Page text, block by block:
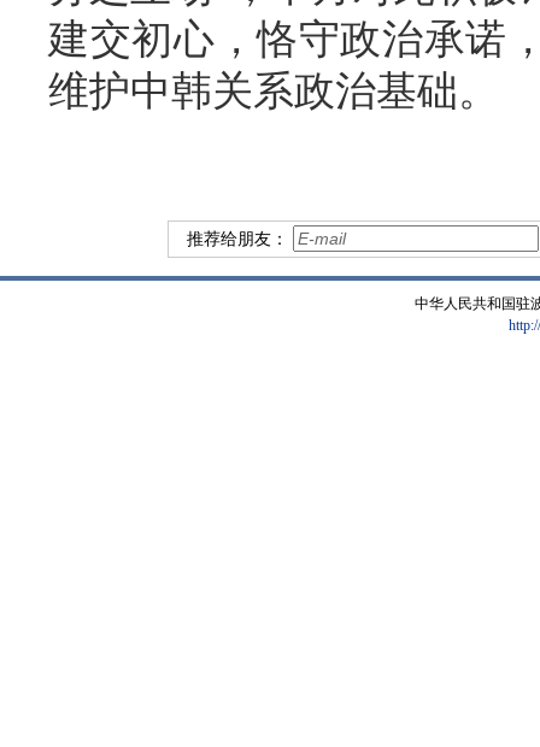
建交初心，恪守政治承诺
维护中韩关系政治基础。
推荐给朋友：
中华人民共和国驻